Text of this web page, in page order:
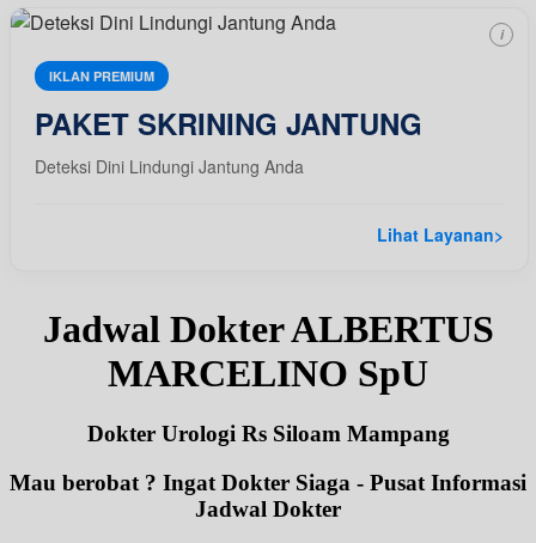
IKLAN PREMIUM
PAKET SKRINING JANTUNG
Deteksi Dini Lindungi Jantung Anda
Lihat Layanan>
i
Jadwal Dokter ALBERTUS
MARCELINO SpU
Dokter Urologi Rs Siloam Mampang
Mau berobat ? Ingat Dokter Siaga - Pusat Informasi
Jadwal Dokter